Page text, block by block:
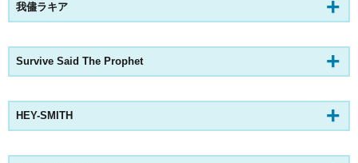
我儘ラキア
Survive Said The Prophet
HEY-SMITH